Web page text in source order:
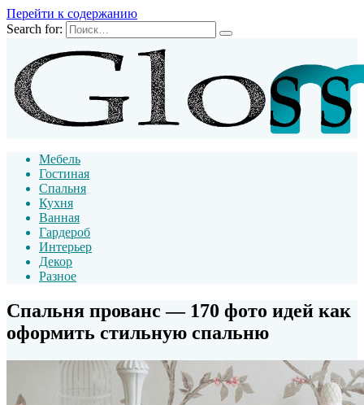
Перейти к содержанию
Search for:
Мебель
Гостиная
Спальня
Кухня
Ванная
Гардероб
Интерьер
Декор
Разное
Спальня прованс — 170 фото идей как
оформить стильную спальню